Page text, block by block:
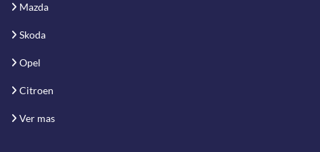
Mazda
Skoda
Opel
Citroen
Ver mas